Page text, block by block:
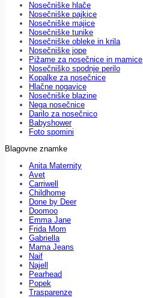
Nosečniške hlače
Nosečniške pajkice
Nosečniške majice
Nosečniške tunike
Nosečniške obleke in krila
Nosečniške jope
Pižame za nosečnice in mamice
Nosečniško spodnje perilo
Kopalke za nosečnice
Hlačne nogavice
Nosečniške blazine
Nega nosečnice
Darilo za nosečnico
Babyshower
Foto spomini
Blagovne znamke
Anita Maternity
Avet
Carriwell
Childhome
Done by Deer
Doomoo
Emma Jane
Frida Mom
Gabriella
Mama Jeans
Naif
Najell
Pearhead
Popek
Trasparenze